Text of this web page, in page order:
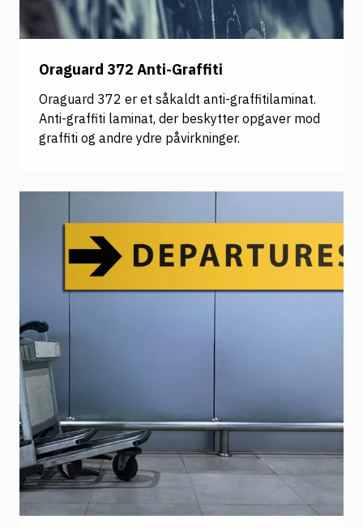
Oraguard 372 Anti-Graffiti
Oraguard 372 er et såkaldt anti-graffitilaminat.
Anti-graffiti laminat, der beskytter opgaver mod
graffiti og andre ydre påvirkninger.